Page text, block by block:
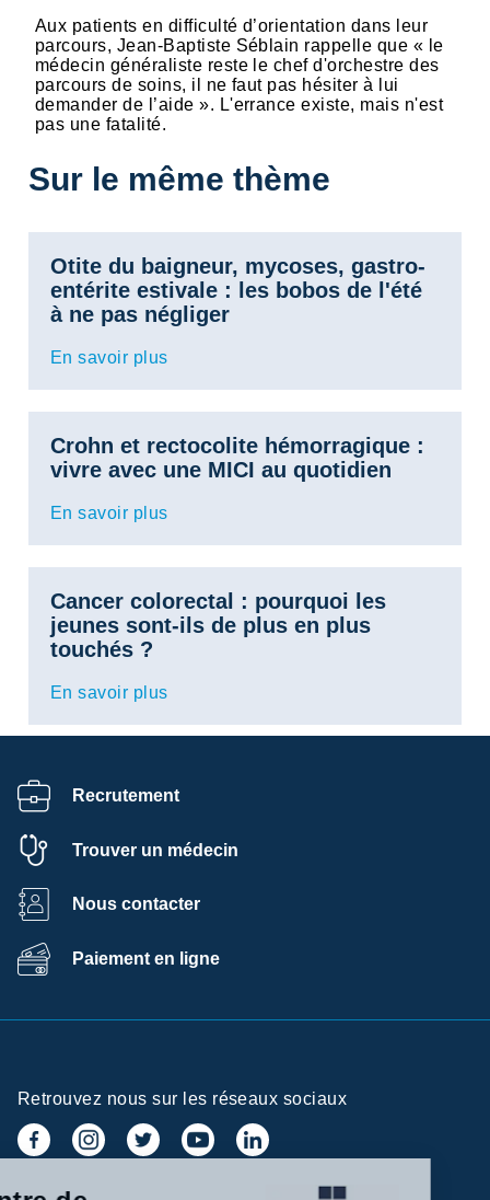
Aux patients en difficulté d’orientation dans leur
parcours, Jean-Baptiste Séblain rappelle que « le
médecin généraliste reste le chef d'orchestre des
parcours de soins, il ne faut pas hésiter à lui
demander de l’aide ». L'errance existe, mais n'est
pas une fatalité.
Sur le même thème
Otite du baigneur, mycoses, gastro-
entérite estivale : les bobos de l'été
à ne pas négliger
En savoir plus
Crohn et rectocolite hémorragique :
vivre avec une MICI au quotidien
En savoir plus
Cancer colorectal : pourquoi les
jeunes sont-ils de plus en plus
touchés ?
En savoir plus
Recrutement
Trouver un médecin
Nous contacter
Paiement en ligne
Retrouvez nous sur les réseaux sociaux